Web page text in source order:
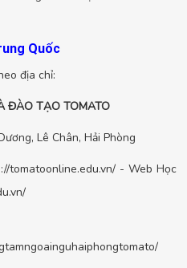
Quốc
địa chỉ:
ĐÀO TẠO TOMATO
Lê Chân, Hải Phòng
tomatoonline.edu.vn/ - Web Học